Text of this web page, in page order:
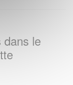
dans le